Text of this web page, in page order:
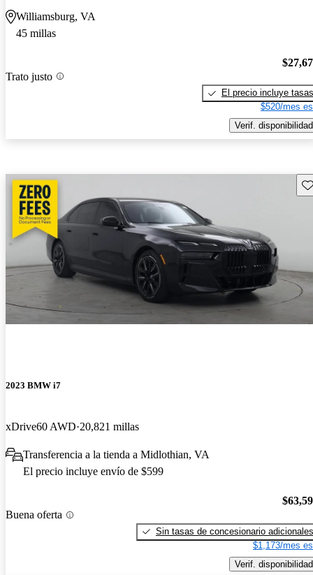
Williamsburg, VA
45 millas
Trato justo
El precio incluye tasas
$520/mes
Verif. disponibilidad
2023 BMW i7
xDrive60 AWD 20,821 millas
Transferencia a la tienda a Midlothian, VA
El precio incluye envío de $599
Buena oferta
Sin tasas de concesionario adicionales
$1,173/mes
Verif. disponibilidad